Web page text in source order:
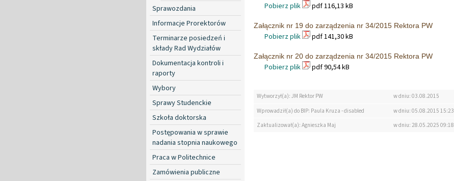
Sprawozdania
Informacje Prorektorów
Terminarze posiedzeń i
składy Rad Wydziałów
Dokumentacja kontroli i
raporty
Wybory
Sprawy Studenckie
Szkoła doktorska
Postępowania w sprawie
nadania stopnia naukowego
Praca w Politechnice
Zamówienia publiczne
Pobierz plik pdf 116,13 kB
Załącznik nr 19 do zarządzenia nr 34/2015 Rektora PW
Pobierz plik pdf 141,30 kB
Załącznik nr 20 do zarządzenia nr 34/2015 Rektora PW
Pobierz plik pdf 90,54 kB
Wytworzył(a): JM Rektor PW
w dniu: 03.08.2015
Wprowadził(a) do BIP: Paula Kruza - disabled
w dniu: 05.08.2015 15:23
Zaktualizował(a): Agnieszka Maj
w dniu: 28.05.2025 09:18